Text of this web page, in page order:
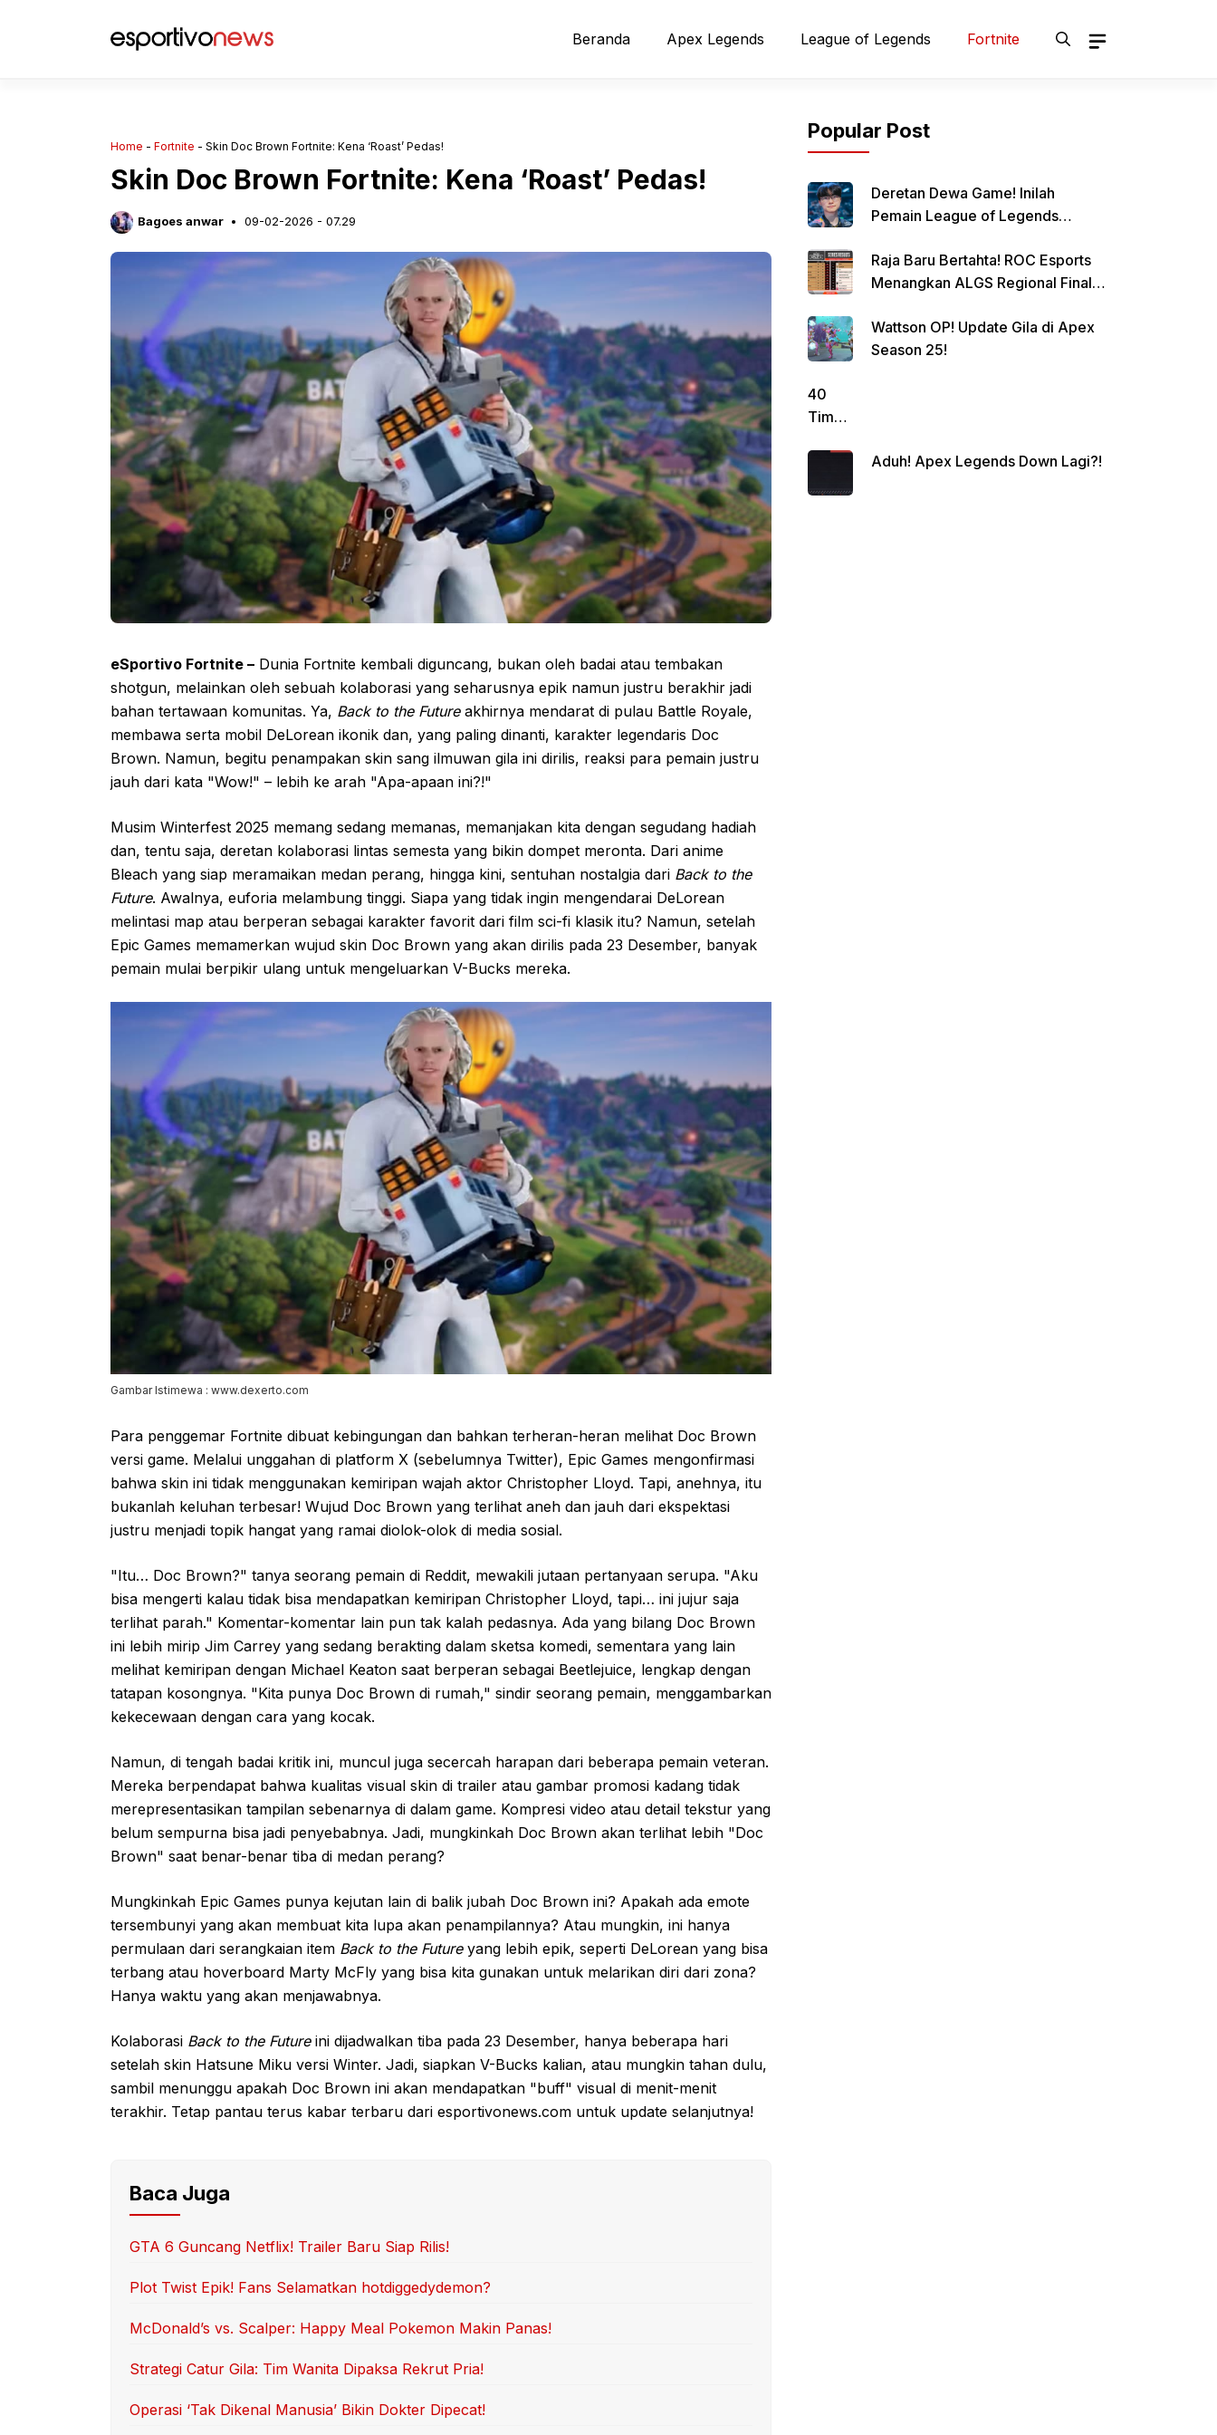
Beranda Apex Legends League of Legends Fortnite
Home - Fortnite - Skin Doc Brown Fortnite: Kena ‘Roast’ Pedas!
Skin Doc Brown Fortnite: Kena ‘Roast’ Pedas!
Bagoes anwar 09-02-2026 - 07.29
eSportivo Fortnite – Dunia Fortnite kembali diguncang, bukan oleh badai atau tembakan
shotgun, melainkan oleh sebuah kolaborasi yang seharusnya epik namun justru berakhir jadi
bahan tertawaan komunitas. Ya, Back to the Futureakhirnya mendarat di pulau Battle Royale,
membawa serta mobil DeLorean ikonik dan, yang paling dinanti, karakter legendaris Doc
Brown. Namun, begitu penampakan skin sang ilmuwan gila ini dirilis, reaksi para pemain justru
jauh dari kata "Wow!" – lebih ke arah "Apa-apaan ini?!"
Musim Winterfest 2025 memang sedang memanas, memanjakan kita dengan segudang hadiah
dan, tentu saja, deretan kolaborasi lintas semesta yang bikin dompet meronta. Dari anime
Bleach yang siap meramaikan medan perang, hingga kini, sentuhan nostalgia dari Back to the
Future. Awalnya, euforia melambung tinggi. Siapa yang tidak ingin mengendarai DeLorean
melintasi map atau berperan sebagai karakter favorit dari film sci-fi klasik itu? Namun, setelah
Epic Games memamerkan wujud skin Doc Brown yang akan dirilis pada 23 Desember, banyak
pemain mulai berpikir ulang untuk mengeluarkan V-Bucks mereka.
Gambar Istimewa : www.dexerto.com
Para penggemar Fortnite dibuat kebingungan dan bahkan terheran-heran melihat Doc Brown
versi game. Melalui unggahan di platform X (sebelumnya Twitter), Epic Games mengonfirmasi
bahwa skin ini tidak menggunakan kemiripan wajah aktor Christopher Lloyd. Tapi, anehnya, itu
bukanlah keluhan terbesar! Wujud Doc Brown yang terlihat aneh dan jauh dari ekspektasi
justru menjadi topik hangat yang ramai diolok-olok di media sosial.
"Itu… Doc Brown?" tanya seorang pemain di Reddit, mewakili jutaan pertanyaan serupa. "Aku
bisa mengerti kalau tidak bisa mendapatkan kemiripan Christopher Lloyd, tapi… ini jujur saja
terlihat parah." Komentar-komentar lain pun tak kalah pedasnya. Ada yang bilang Doc Brown
ini lebih mirip Jim Carrey yang sedang berakting dalam sketsa komedi, sementara yang lain
melihat kemiripan dengan Michael Keaton saat berperan sebagai Beetlejuice, lengkap dengan
tatapan kosongnya. "Kita punya Doc Brown di rumah," sindir seorang pemain, menggambarkan
kekecewaan dengan cara yang kocak.
Namun, di tengah badai kritik ini, muncul juga secercah harapan dari beberapa pemain veteran.
Mereka berpendapat bahwa kualitas visual skin di trailer atau gambar promosi kadang tidak
merepresentasikan tampilan sebenarnya di dalam game. Kompresi video atau detail tekstur yang
belum sempurna bisa jadi penyebabnya. Jadi, mungkinkah Doc Brown akan terlihat lebih "Doc
Brown" saat benar-benar tiba di medan perang?
Mungkinkah Epic Games punya kejutan lain di balik jubah Doc Brown ini? Apakah ada emote
tersembunyi yang akan membuat kita lupa akan penampilannya? Atau mungkin, ini hanya
permulaan dari serangkaian item Back to the Futureyang lebih epik, seperti DeLorean yang bisa
terbang atau hoverboard Marty McFly yang bisa kita gunakan untuk melarikan diri dari zona?
Hanya waktu yang akan menjawabnya.
Kolaborasi Back to the Futureini dijadwalkan tiba pada 23 Desember, hanya beberapa hari
setelah skin Hatsune Miku versi Winter. Jadi, siapkan V-Bucks kalian, atau mungkin tahan dulu,
sambil menunggu apakah Doc Brown ini akan mendapatkan "buff" visual di menit-menit
terakhir. Tetap pantau terus kabar terbaru dari esportivonews.com untuk update selanjutnya!
Baca Juga
GTA 6 Guncang Netflix! Trailer Baru Siap Rilis!
Plot Twist Epik! Fans Selamatkan hotdiggedydemon?
McDonald’s vs. Scalper: Happy Meal Pokemon Makin Panas!
Strategi Catur Gila: Tim Wanita Dipaksa Rekrut Pria!
Operasi ‘Tak Dikenal Manusia’ Bikin Dokter Dipecat!
Popular Post
Deretan Dewa Game! Inilah
Pemain League of Legends
Jagoanmu?
Raja Baru Bertahta! ROC Esports
Menangkan ALGS Regional Finals
Wattson OP! Update Gila di Apex
Season 25!
40
Tim
Aduh! Apex Legends Down Lagi?!